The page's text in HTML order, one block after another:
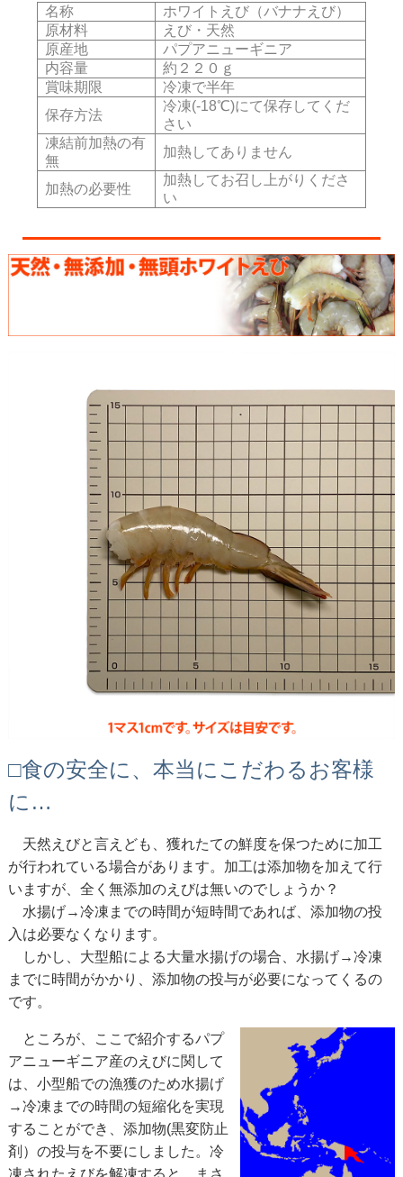
名称
ホワイトえび（バナナえび）
原材料
えび・天然
原産地
パプアニューギニア
内容量
約２２０ｇ
賞味期限
冷凍で半年
保存方法
冷凍(-18℃)にて保存してくだ
さい
凍結前加熱の有
無
加熱してありません
加熱の必要性
加熱してお召し上がりくださ
い
□食の安全に、本当にこだわるお客様
に…
天然えびと言えども、獲れたての鮮度を保つために加工
が行われている場合があります。加工は添加物を加えて行
いますが、全く無添加のえびは無いのでしょうか？
水揚げ→冷凍までの時間が短時間であれば、添加物の投
入は必要なくなります。
しかし、大型船による大量水揚げの場合、水揚げ→冷凍
までに時間がかかり、添加物の投与が必要になってくるの
です。
ところが、ここで紹介するパプ
アニューギニア産のえびに関して
は、小型船での漁獲のため水揚げ
→冷凍までの時間の短縮化を実現
することができ、添加物(黒変防止
剤）の投与を不要にしました。冷